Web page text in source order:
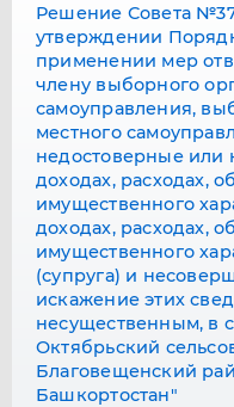
Решение Совета
утверждении
применении мер
члену выборного
самоуправления,
местного
недостоверные или
доходах, расходах,
имущественного
доходах, расходах,
имущественного
(супруга) и
искажение этих
несущественным, в
Октябрьский
Благовещенский
Башкортостан"